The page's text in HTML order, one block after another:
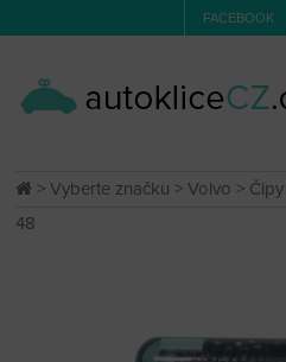
FACEBOOK
>Vyberte značku >Volvo >
48